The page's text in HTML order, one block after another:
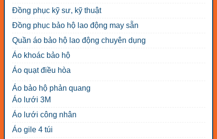
Đồng phục kỹ sư, kỹ thuật
Đồng phục bảo hộ lao động may sẵn
Quần áo bảo hộ lao động chuyên dụng
Áo khoác bảo hộ
Áo quạt điều hòa
Áo bảo hộ phản quang
Áo lưới 3M
Áo lưới công nhân
Áo gile 4 túi